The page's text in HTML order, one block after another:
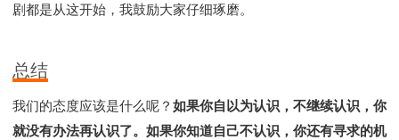
剧都是从这开始，我鼓励大家仔细琢磨。
总结
我们的态度应该是什么呢？ 如果你自以为认识，不继续认识，你
就没有办法再认识了。如果你知道自己不认识，你还有寻求的机